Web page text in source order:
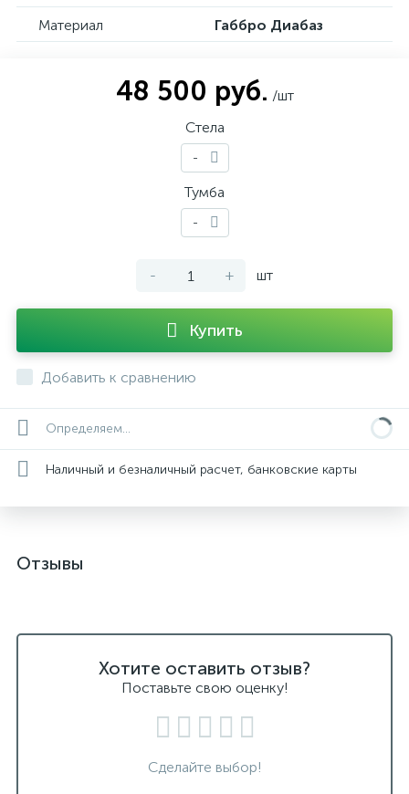
Материал
Габбро Диабаз
48 500 руб. /шт
Стела
-
Тумба
-
- + шт
Купить
Добавить к сравнению
Определяем...
Наличный и безналичный расчет, банковские карты
Отзывы
Хотите оставить отзыв?
Поставьте свою оценку!
Сделайте выбор!